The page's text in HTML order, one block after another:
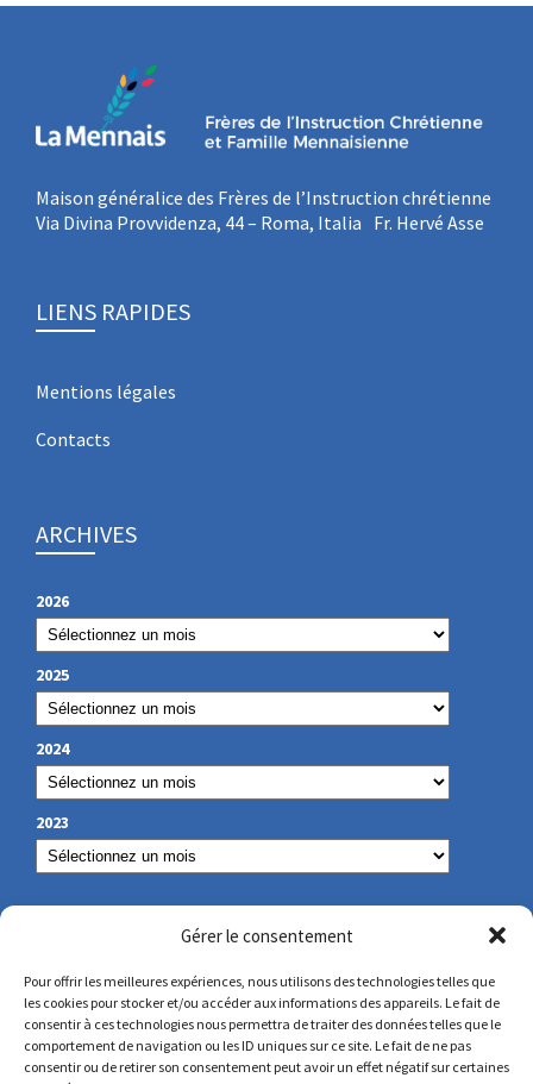
Gérer le consentement
Pour offrir les meilleures expériences, nous utilisons des technologies telles que
les cookies pour stocker et/ou accéder aux informations des appareils. Le fait de
consentir à ces technologies nous permettra de traiter des données telles que le
comportement de navigation ou les ID uniques sur ce site. Le fait de ne pas
consentir ou de retirer son consentement peut avoir un effet négatif sur certaines
Maison généralice des Frères de l’Instruction chrétienne
Via Divina Provvidenza, 44 – Roma, Italia Fr. Hervé Asse
LIENS RAPIDES
Mentions légales
Contacts
ARCHIVES
2026
2025
2024
2023
NOS COORDONNÉES
secretariat@lamennais.org
protectionenfance@lamennais.org